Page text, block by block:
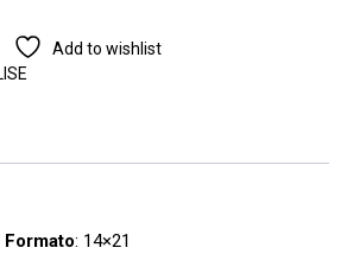
Add to wishlist
Formato: 14×21